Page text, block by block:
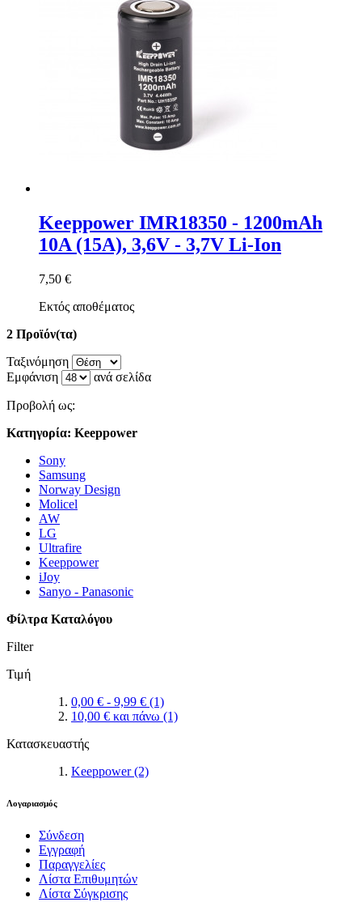
Keeppower IMR18350 - 1200mAh
10A (15A), 3,6V - 3,7V Li-Ion
7,50 €
Εκτός αποθέματος
2 Προϊόν(τα)
Ταξινόμηση
Εμφάνιση
ανά σελίδα
Προβολή ως:
Κατηγορία: Keeppower
Sony
Samsung
Norway Design
Molicel
AW
LG
Ultrafire
Keeppower
iJoy
Sanyo - Panasonic
Φίλτρα Καταλόγου
Filter
Τιμή
0,00 € - 9,99 € (1)
10,00 € και πάνω (1)
Κατασκευαστής
Keeppower(2)
Λογαριασμός
Σύνδεση
Εγγραφή
Παραγγελίες
Λίστα Επιθυμητών
Λίστα Σύγκρισης